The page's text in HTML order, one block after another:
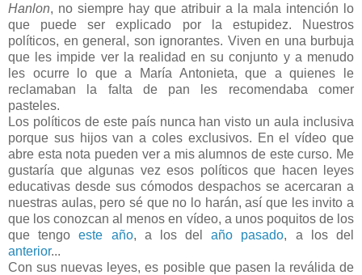
Hanlon, no siempre hay que atribuir a la mala intención lo
que puede ser explicado por la estupidez. Nuestros
políticos, en general, son ignorantes. Viven en una burbuja
que les impide ver la realidad en su conjunto y a menudo
les ocurre lo que a María Antonieta, que a quienes le
reclamaban la falta de pan les recomendaba comer
pasteles.
Los políticos de este país nunca han visto un aula inclusiva
porque sus hijos van a coles exclusivos. En el vídeo que
abre esta nota pueden ver a mis alumnos de este curso. Me
gustaría que algunas vez esos políticos que hacen leyes
educativas desde sus cómodos despachos se acercaran a
nuestras aulas, pero sé que no lo harán, así que les invito a
que los conozcan al menos en vídeo, a unos poquitos de los
que tengoeste año, a los delaño pasado, a los del
anterior...
Con sus nuevas leyes, es posible que pasen la reválida de